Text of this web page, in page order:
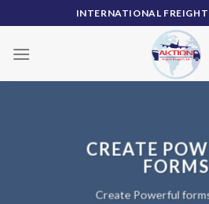
to
content
INTERNATIONAL
CREATE
FORMS
Create Powerful